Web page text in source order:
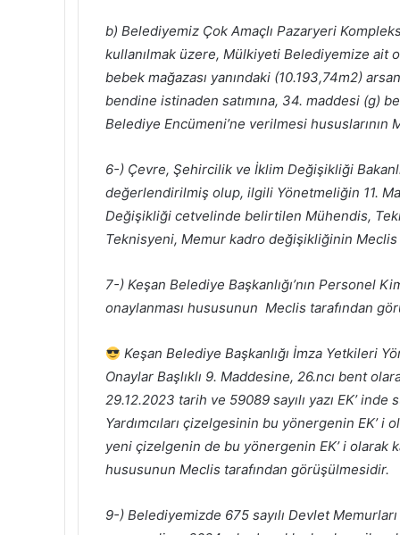
b) Belediyemiz Çok Amaçlı Pazaryeri
kullanılmak üzere, Mülkiyeti Belediyemize ait
bebek mağazası yanındaki (10.193,74m2)
bendine istinaden satımına, 34. maddesi (g)
Belediye Encümeni’ne verilmesi hususlarının
6-) Çevre, Şehircilik ve İklim Değişikliği
değerlendirilmiş olup, ilgili Yönetmeliğin 11.
Değişikliği cetvelinde belirtilen Mühendis,
Teknisyeni, Memur kadro değişikliğinin
7-) Keşan Belediye Başkanlığı’nın Personel
onaylanması hususunun Meclis tarafından
Keşan Belediye Başkanlığı İmza Yetkileri
Onaylar Başlıklı 9. Maddesine, 26.ncı bent
29.12.2023 tarih ve 59089 sayılı yazı EK’
Yardımcıları çizelgesinin bu yönergenin EK’
yeni çizelgenin de bu yönergenin EK’ i olarak
hususunun Meclis tarafından görüşülmesidir.
9-) Belediyemizde 675 sayılı Devlet